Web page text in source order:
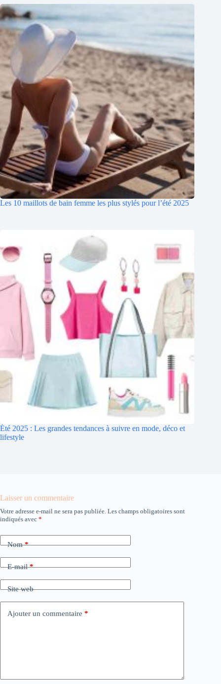
Les 10 maillots de bain femme les plus stylés pour l’été 2025
Été 2025 : Les grandes tendances à suivre en mode, déco et
lifestyle
Laisser un commentaire
Votre adresse e-mail ne sera pas publiée. Les champs obligatoires sont
indiqués avec *
Nom*
E-mail*
Site web
Ajouter un commentaire *